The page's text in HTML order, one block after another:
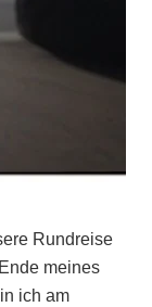
Rundreise
meines
ich am